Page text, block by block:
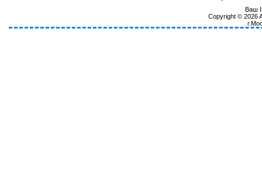
Ваш
Copyright © 2026